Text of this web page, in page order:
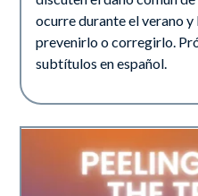
ocurre durante el verano y
prevenirlo o corregirlo.
subtítulos en español.